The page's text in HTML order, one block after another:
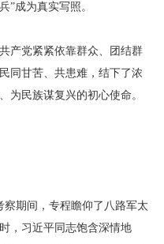
”成为真实写照。
党紧紧依靠群众、团结群
同甘苦、共患难，结下了浓
为民族谋复兴的初心使命。
期间，专程瞻仰了八路军太
，习近平同志饱含深情地